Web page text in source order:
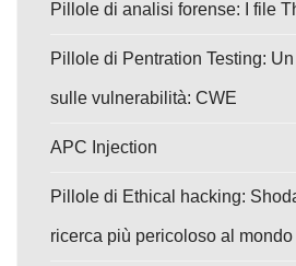
Pillole di analisi forense: I file
Pillole di Pentration Testing:
sulle vulnerabilità: CWE
APC Injection
Pillole di Ethical hacking:
ricerca più pericoloso al mondo